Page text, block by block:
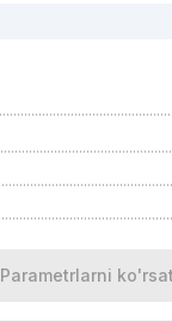
Parametrlarni